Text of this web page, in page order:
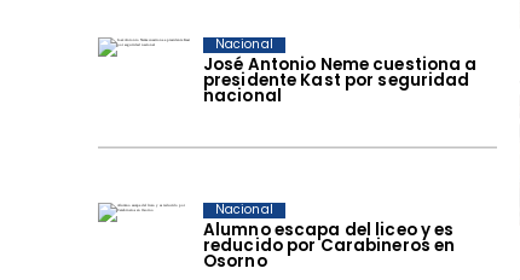
José Antonio Neme cuestiona a
presidente Kast por seguridad
nacional
Nacional
Alumno escapa del liceo y es
reducido por Carabineros en
Osorno
Nacional